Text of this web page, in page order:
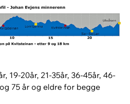
19-20år, 21-35år, 36-45år, 46-
75 år og eldre for begge